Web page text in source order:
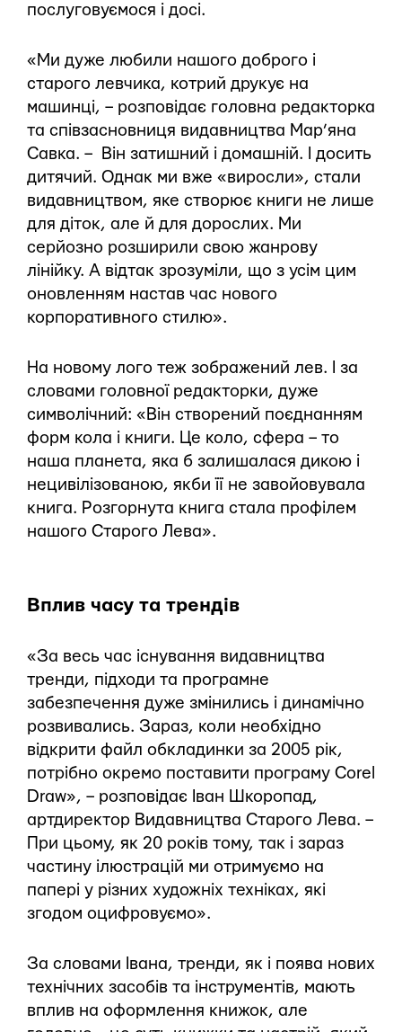
послуговуємося і досі.
«Ми дуже любили нашого доброго і
старого левчика, котрий друкує на
машинці, – розповідає головна редакторка
та співзасновниця видавництва Мар’яна
Савка. – Він затишний і домашній. І досить
дитячий. Однак ми вже «виросли», стали
видавництвом, яке створює книги не лише
для діток, але й для дорослих. Ми
серйозно розширили свою жанрову
лінійку. А відтак зрозуміли, що з усім цим
оновленням настав час нового
корпоративного стилю».
На новому лого теж зображений лев. І за
словами головної редакторки, дуже
символічний: «Він створений поєднанням
форм кола і книги. Це коло, сфера – то
наша планета, яка б залишалася дикою і
нецивілізованою, якби її не завойовувала
книга. Розгорнута книга стала профілем
нашого Старого Лева».
Вплив часу та трендів
«За весь час існування видавництва
тренди, підходи та програмне
забезпечення дуже змінились і динамічно
розвивались. Зараз, коли необхідно
відкрити файл обкладинки за 2005 рік,
потрібно окремо поставити програму Corel
Draw», – розповідає Іван Шкоропад,
артдиректор Видавництва Старого Лева. –
При цьому, як 20 років тому, так і зараз
частину ілюстрацій ми отримуємо на
папері у різних художніх техніках, які
згодом оцифровуємо».
За словами Івана, тренди, як і поява нових
технічних засобів та інструментів, мають
вплив на оформлення книжок, але